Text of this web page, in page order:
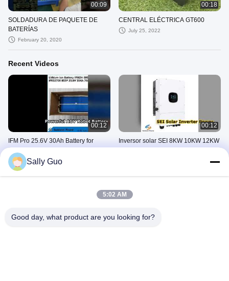
00:09
SOLDADURA DE PAQUETE DE
BATERÍAS
February 20, 2020
00:18
CENTRAL ELÉCTRICA GT600
July 25, 2022
Recent Videos
00:12
IFM Pro 25.6V 30Ah Battery for
AGVs Robots
March 06, 2026
00:12
Inversor solar SEI 8KW 10KW 12KW
00:12
Sally Guo
5:02 AM
Good day, what product are you looking for?